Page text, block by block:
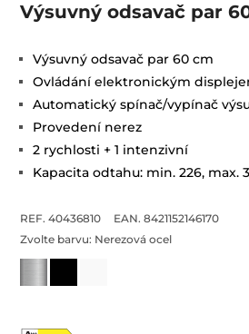
Výsuvný odsavač par
Výsuvný odsavač par 60 cm
Ovládání elektronickým
Automatický spínač/vypínač
Provedení nerez
2 rychlosti + 1 intenzivní
Kapacita odtahu: min. 226, max.
REF. 40436810
EAN. 8421152146170
Zvolte barvu: Nerezová ocel